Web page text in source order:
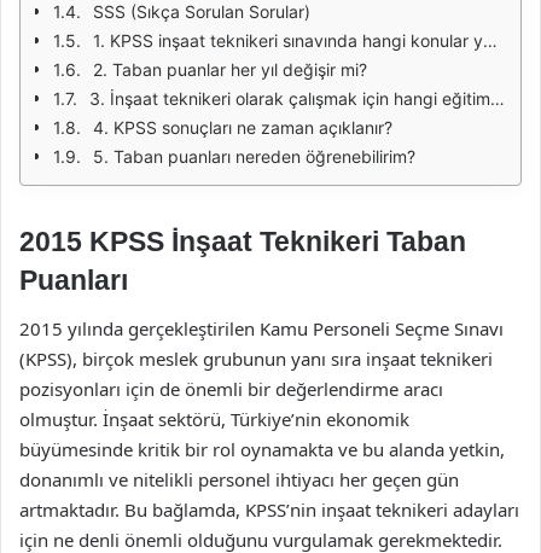
SSS (Sıkça Sorulan Sorular)
1. KPSS inşaat teknikeri sınavında hangi konular yer almaktadır?
2. Taban puanlar her yıl değişir mi?
3. İnşaat teknikeri olarak çalışmak için hangi eğitim şartları gerekmektedir?
4. KPSS sonuçları ne zaman açıklanır?
5. Taban puanları nereden öğrenebilirim?
2015 KPSS İnşaat Teknikeri Taban
Puanları
2015 yılında gerçekleştirilen Kamu Personeli Seçme Sınavı
(KPSS), birçok meslek grubunun yanı sıra inşaat teknikeri
pozisyonları için de önemli bir değerlendirme aracı
olmuştur. İnşaat sektörü, Türkiye’nin ekonomik
büyümesinde kritik bir rol oynamakta ve bu alanda yetkin,
donanımlı ve nitelikli personel ihtiyacı her geçen gün
artmaktadır. Bu bağlamda, KPSS’nin inşaat teknikeri adayları
için ne denli önemli olduğunu vurgulamak gerekmektedir.